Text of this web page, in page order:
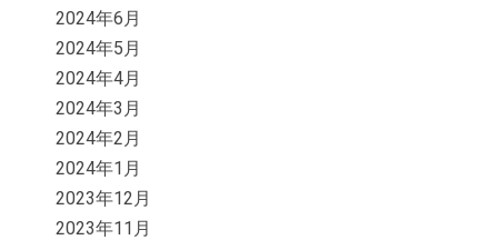
2024年6月
2024年5月
2024年4月
2024年3月
2024年2月
2024年1月
2023年12月
2023年11月